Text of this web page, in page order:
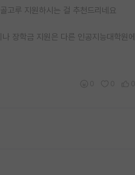
고루 지원하시는 걸 추천드리네요
장학금 지원은 다른 인공지능대학원